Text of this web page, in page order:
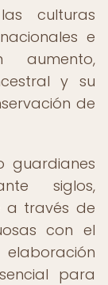
culturas
e
aumento,
y su
de
guardianes
siglos,
a través de
con el
para